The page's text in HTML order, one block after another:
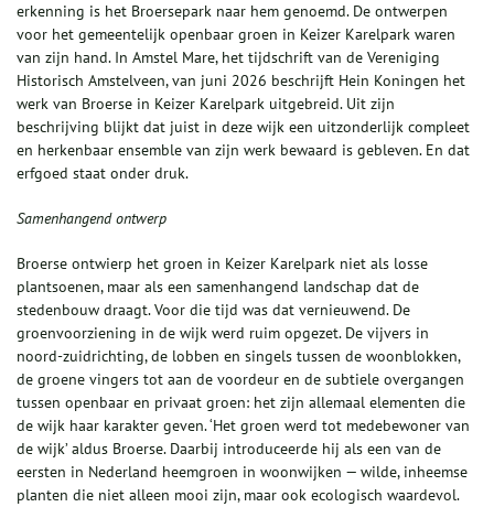
erkenning is het Broersepark naar hem genoemd. De ontwerpen
voor het gemeentelijk openbaar groen in Keizer Karelpark waren
van zijn hand. In Amstel Mare, het tijdschrift van de Vereniging
Historisch Amstelveen, van juni 2026 beschrijft Hein Koningen het
werk van Broerse in Keizer Karelpark uitgebreid. Uit zijn
beschrijving blijkt dat juist in deze wijk een uitzonderlijk compleet
en herkenbaar ensemble van zijn werk bewaard is gebleven. En dat
erfgoed staat onder druk.
Samenhangend ontwerp
Broerse ontwierp het groen in Keizer Karelpark niet als losse
plantsoenen, maar als een samenhangend landschap dat de
stedenbouw draagt. Voor die tijd was dat vernieuwend. De
groenvoorziening in de wijk werd ruim opgezet. De vijvers in
noord‑zuidrichting, de lobben en singels tussen de woonblokken,
de groene vingers tot aan de voordeur en de subtiele overgangen
tussen openbaar en privaat groen: het zijn allemaal elementen die
de wijk haar karakter geven. ‘Het groen werd tot medebewoner van
de wijk’ aldus Broerse. Daarbij introduceerde hij als een van de
eersten in Nederland heemgroen in woonwijken — wilde, inheemse
planten die niet alleen mooi zijn, maar ook ecologisch waardevol.